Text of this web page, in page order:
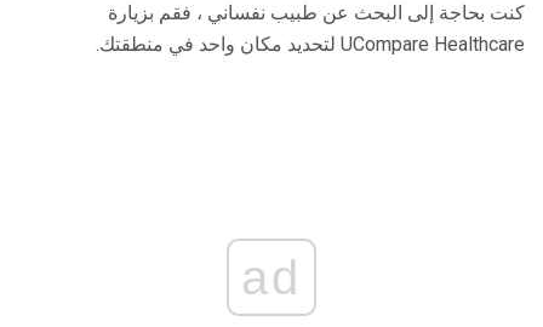
كنت بحاجة إلى البحث عن طبيب نفساني ، فقم بزيارة
UCompare Healthcare لتحديد مكان واحد في منطقتك.
ad